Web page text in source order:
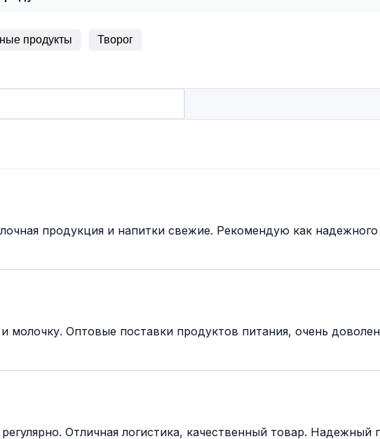
продукты Творог
продукция и напитки свежие. Рекомендую как
молочку. Оптовые поставки продуктов питания, очень
Отличная логистика, качественный товар. Надежный